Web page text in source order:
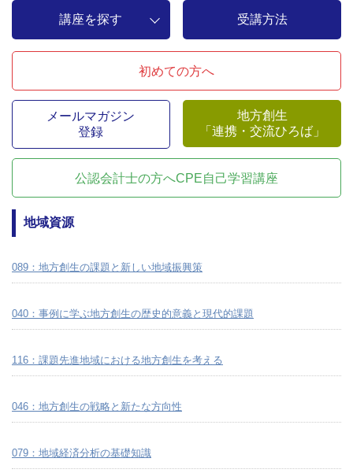
講座を探す 受講方法
初めての方へ
メールマガジン
登録
地方創生
「連携・交流ひろば」
公認会計士の方へCPE自己学習講座
地域資源
089：地方創生の課題と新しい地域振興策
040：事例に学ぶ地方創生の歴史的意義と現代的課題
116：課題先進地域における地方創生を考える
046：地方創生の戦略と新たな方向性
079：地域経済分析の基礎知識